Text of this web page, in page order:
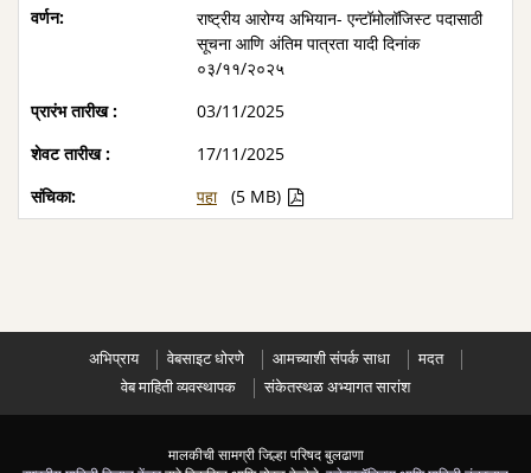
राष्ट्रीय आरोग्य अभियान- एन्टॉमोलॉजिस्ट पदासाठी
सूचना आणि अंतिम पात्रता यादी दिनांक
०३/११/२०२५
03/11/2025
17/11/2025
पहा
(5 MB)
अभिप्राय वेबसाइट धोरणे आमच्याशी संपर्क साधा
मदत
वेब माहिती व्यवस्थापक
संकेतस्थळ अभ्यागत सारांश
मालकीची सामग्री जिल्हा परिषद बुलढाणा